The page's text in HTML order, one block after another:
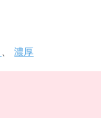
、濃厚